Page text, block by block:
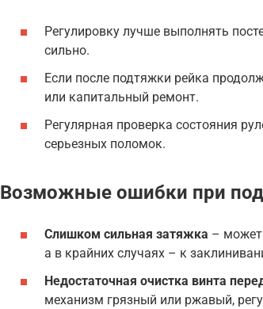
Регулировку лучше выполнять
сильно.
Если после подтяжки рейка
или капитальный ремонт.
Регулярная проверка состояния
серьезных поломок.
Возможные ошибки при
Слишком сильная затяжка – может
а в крайних случаях – к
Недостаточная очистка винта
механизм грязный или ржавый,